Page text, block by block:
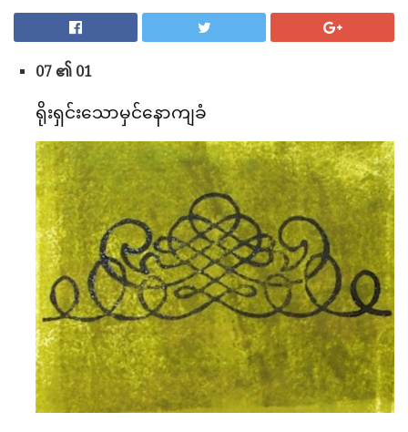
07 ၏ 01
ရိုးရှင်းသောမှင်နောကျခံ